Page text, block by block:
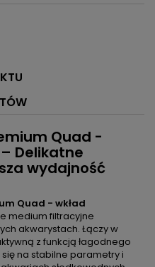
Quad -
Delikatne
wydajność
Quad - wkład
medium filtracyjne
akwarystach. Łączy w
z funkcją łagodnego
na stabilne parametry i